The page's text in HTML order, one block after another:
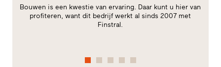
Bouwen is een kwestie van ervaring. Daar kunt u hier van
profiteren, want dit bedrijf werkt al sinds 2007 met
Finstral.